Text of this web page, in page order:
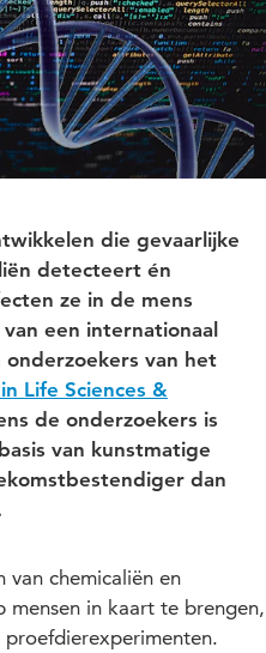
die gevaarlijke
detecteert én
ze in de mens
een internationaal
van het
Life Sciences &
de onderzoekers is
van kunstmatige
dan
van chemicaliën en
mensen in kaart te brengen,